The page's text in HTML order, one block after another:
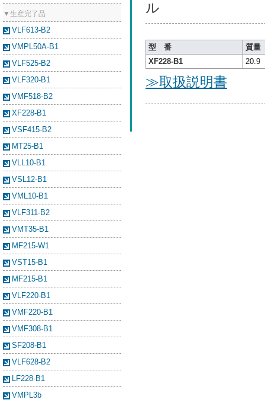
▼生産完了品
VLF613-B2
VMPL50A-B1
VLF525-B2
VLF320-B1
VMF518-B2
XF228-B1
VSF415-B2
MT25-B1
VLL10-B1
VSL12-B1
VML10-B1
VLF311-B2
VMT35-B1
MF215-W1
VST15-B1
MF215-B1
VLF220-B1
VMF220-B1
VMF308-B1
SF208-B1
VLF628-B2
LF228-B1
VMPL3b
ル
型 番
質量
XF228-B1
20.9
≫取扱説明書